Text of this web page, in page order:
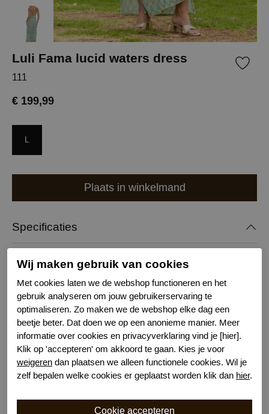
Luli Fama lucid waters dress
111
€ 199,99
L
Plaats in winkelmand
Specificaties
Merk
Serie naam
Leveranciercode
L879193
Bestelcode
651300570
Kleur
Blauw
Wasvoorschrift
handwas
Wij maken gebruik van cookies
Met cookies laten we de webshop functioneren en het
gebruik analyseren om jouw gebruikerservaring te
optimaliseren. Zo maken we de webshop elke dag een
beetje beter. Dat doen we op een anonieme manier. Meer
informatie over cookies en privacyverklaring vind je [hier].
Klik op 'accepteren' om akkoord te gaan. Kies je voor
weigeren dan plaatsen we alleen functionele cookies. Wil je
zelf bepalen welke cookies er geplaatst worden klik dan hier.